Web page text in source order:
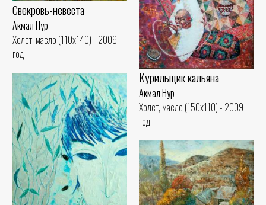
Курильщик кальяна
Акмал Нур
Холст, масло (150x110) - 2009
год
Свекровь-невеста
Акмал Нур
Холст, масло (110x140) - 2009
год